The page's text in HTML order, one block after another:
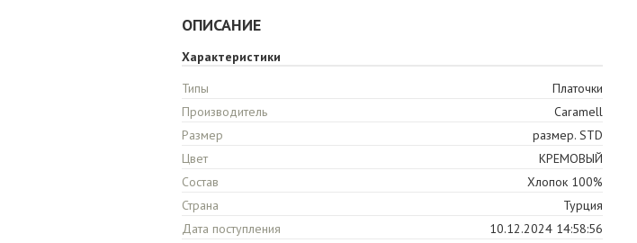
ОПИСАНИЕ
Характеристики
Типы
Платочки
Производитель
Caramell
Размер
размер. STD
Цвет
КРЕМОВЫЙ
Состав
Хлопок 100%
Страна
Турция
Дата поступления
10.12.2024 14:58:56